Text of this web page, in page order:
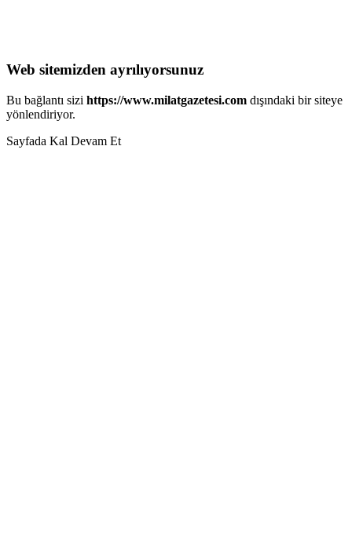
Web sitemizden ayrılıyorsunuz
Bu bağlantı sizi https://www.milatgazetesi.com dışındaki bir siteye
yönlendiriyor.
Sayfada Kal Devam Et